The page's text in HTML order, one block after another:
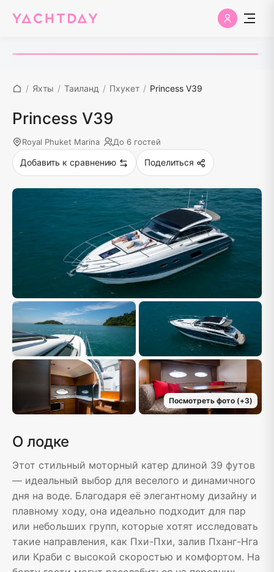
/ Яхты / Таиланд / Пхукет / Princess V39
Princess V39
Royal Phuket Marina До 6 гостей
Добавить к сравнению Поделиться
Посмотреть фото(+3)
О лодке
Этот стильный моторный катер длиной 39 футов
— идеальный выбор для веселого и динамичного
дня на воде. Благодаря её элегантному дизайну и
плавному ходу, она идеально подходит для пар
или небольших групп, которые хотят исследовать
такие направления, как Пхи-Пхи, залив Пханг-Нга
или Краби с высокой скоростью и комфортом. На